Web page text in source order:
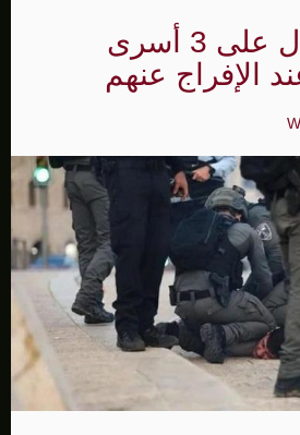
اعتداء الاحتلال على 3 أسرى
الإفراج عنهم